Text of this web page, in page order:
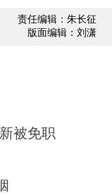
责任编辑：朱长征
版面编辑：刘潇
被免职